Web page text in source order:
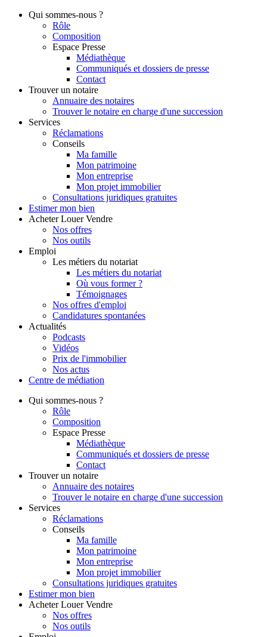
Qui sommes-nous ?
Rôle
Composition
Espace Presse
Médiathèque
Communiqués et dossiers de presse
Contact
Trouver un notaire
Annuaire des notaires
Trouver le notaire en charge d'une succession
Services
Réclamations
Conseils
Ma famille
Mon patrimoine
Mon entreprise
Mon projet immobilier
Consultations juridiques gratuites
Estimer mon bien
Acheter Louer Vendre
Nos offres
Nos outils
Emploi
Les métiers du notariat
Les métiers du notariat
Où vous former ?
Témoignages
Nos offres d'emploi
Candidatures spontanées
Actualités
Podcasts
Vidéos
Prix de l'immobilier
Nos actus
Centre de médiation
Qui sommes-nous ?
Rôle
Composition
Espace Presse
Médiathèque
Communiqués et dossiers de presse
Contact
Trouver un notaire
Annuaire des notaires
Trouver le notaire en charge d'une succession
Services
Réclamations
Conseils
Ma famille
Mon patrimoine
Mon entreprise
Mon projet immobilier
Consultations juridiques gratuites
Estimer mon bien
Acheter Louer Vendre
Nos offres
Nos outils